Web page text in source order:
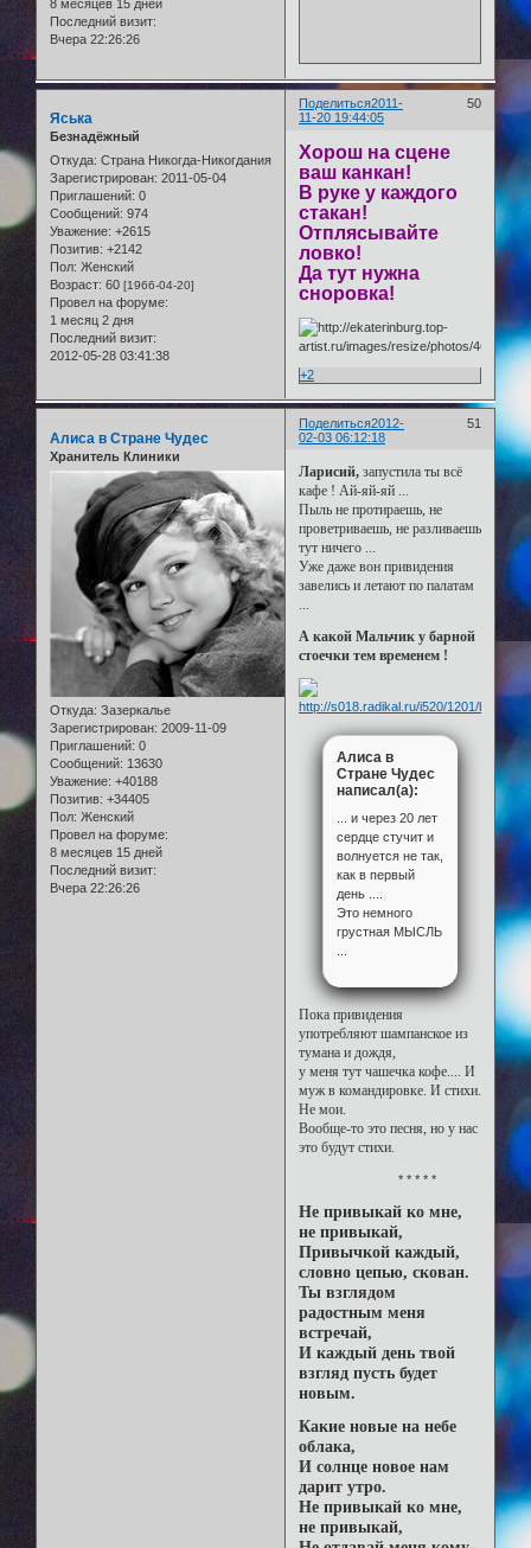
8 месяцев 15 дней
Последний визит:
Вчера 22:26:26
Поделиться 50
2011-
11-20 19:44:05
Яська
Безнадёжный
Откуда: Страна Никогда-Никогдания
Зарегистрирован: 2011-05-04
Приглашений: 0
Сообщений: 974
Уважение: +2615
Позитив: +2142
Пол: Женский
Возраст: 60 [1966-04-20]
Провел на форуме:
1 месяц 2 дня
Последний визит:
2012-05-28 03:41:38
Хорош на сцене
ваш канкан!
В руке у каждого
стакан!
Отплясывайте
ловко!
Да тут нужна
сноровка!
+2
Поделиться 51
2012-
02-03 06:12:18
Алиса в Стране Чудес
Хранитель Клиники
Откуда: Зазеркалье
Зарегистрирован: 2009-11-09
Приглашений: 0
Сообщений: 13630
Уважение: +40188
Позитив: +34405
Пол: Женский
Провел на форуме:
8 месяцев 15 дней
Последний визит:
Вчера 22:26:26
Ларисий, запустила ты всё
кафе ! Ай-яй-яй ...
Пыль не протираешь, не
проветриваешь, не разливаешь
тут ничего ...
Уже даже вон привидения
завелись и летают по палатам
...
А какой Мальчик у барной
стоечки тем временем !
Алиса в
Стране Чудес
написал(а):
... и через 20 лет
сердце стучит и
волнуется не так,
как в первый
день ....
Это немного
грустная МЫСЛЬ
Пока привидения
употребляют шампанское из
тумана и дождя,
у меня тут чашечка кофе.... И
муж в командировке. И стихи.
Не мои.
Вообще-то это песня, но у нас
это будут стихи.
* * * * *
Не привыкай ко мне,
не привыкай,
Привычкой каждый,
словно цепью, скован.
Ты взглядом
радостным меня
встречай,
И каждый день твой
взгляд пусть будет
новым.
Какие новые на небе
облака,
И солнце новое нам
дарит утро.
Не привыкай ко мне,
не привыкай,